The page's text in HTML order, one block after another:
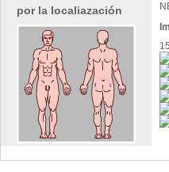
por la localiazación